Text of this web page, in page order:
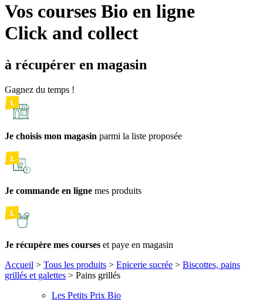
Vos courses Bio en ligne
Click and collect
à récupérer en magasin
Gagnez du temps !
Je choisis mon magasin parmi la liste proposée
Je commande en ligne mes produits
Je récupère mes courses et paye en magasin
Accueil > Tous les produits > Epicerie sucrée > Biscottes, pains
grillés et galettes > Pains grillés
Les Petits Prix Bio